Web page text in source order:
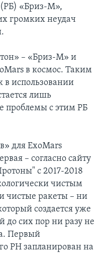
(РБ) «Бриз-М»,
громких неудач
– «Бриз-М» и
в космос. Таким
в использовании
лишь
проблемы с этим РБ
для ExoMars
– согласно сайту
с 2017-2018
чистым
чистые ракеты – ни
создается уже
до сих пор ни разу не
Первый
РН запланирован на